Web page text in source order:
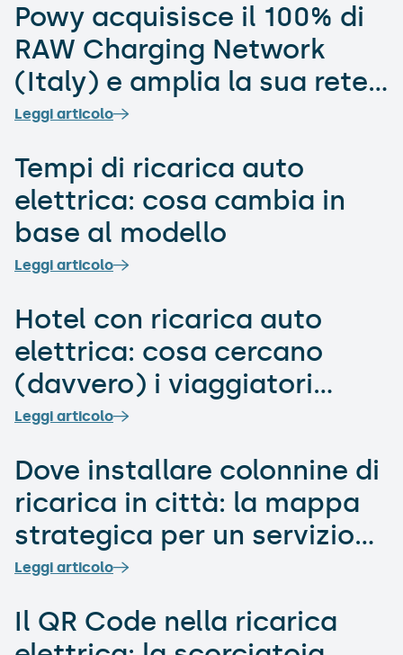
​​Powy acquisisce il 100% di
RAW Charging Network
(Italy) e amplia la sua rete
con 138 nuovi punti di
principali
outlet McArthurGlen e
Promos
Leggi articolo
Tempi di ricarica auto
elettrica: cosa cambia in
base al modello
Leggi articolo
Hotel con ricarica auto
elettrica: cosa cercano
(davvero) i viaggiatori
oggi?
Leggi articolo
Dove installare colonnine di
ricarica in città: la mappa
strategica per un servizio
che funziona
Leggi articolo
Il QR Code nella ricarica